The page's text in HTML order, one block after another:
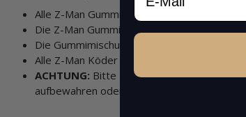
Alle Z-Man Gummiköder sind aus
Die Z-Man Gummifische sind extrem
Die Gummimischung ist auftreibend, so
Alle Z-Man Köder sind absolut ungiftig und
ACHTUNG: Bitte Z-Man Gummiköder
aufbewahren oder eine separate Tacklebox